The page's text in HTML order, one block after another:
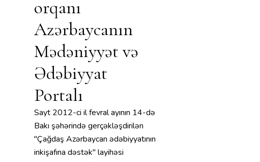
orqanı
Azərbaycanın
Mədəniyyət və
Ədəbiyyat
Portalı
Sayt 2012-ci il fevral ayının 14-də
Bakı şəhərində gerçəkləşdirilən
"Çağdaş Azərbaycan ədəbiyyatının
inkişafına dəstək" layihəsi